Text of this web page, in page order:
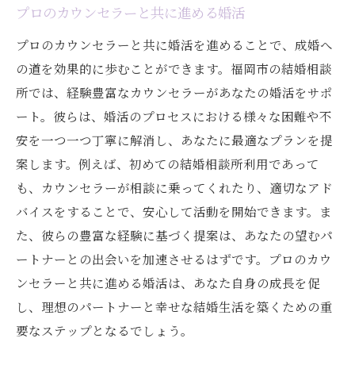
プロのカウンセラーと共に進める婚活
プロのカウンセラーと共に婚活を進めることで、成婚へ
の道を効果的に歩むことができます。福岡市の結婚相談
所では、経験豊富なカウンセラーがあなたの婚活をサポ
ート。彼らは、婚活のプロセスにおける様々な困難や不
安を一つ一つ丁寧に解消し、あなたに最適なプランを提
案します。例えば、初めての結婚相談所利用であって
も、カウンセラーが相談に乗ってくれたり、適切なアド
バイスをすることで、安心して活動を開始できます。ま
た、彼らの豊富な経験に基づく提案は、あなたの望むパ
ートナーとの出会いを加速させるはずです。プロのカウ
ンセラーと共に進める婚活は、あなた自身の成長を促
し、理想のパートナーと幸せな結婚生活を築くための重
要なステップとなるでしょう。